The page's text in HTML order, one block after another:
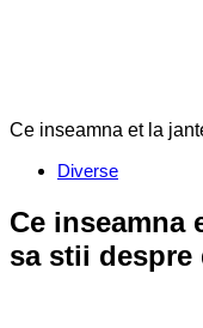
Ce inseamna et la
Categories
Diverse
Ce inseamna
sa stii